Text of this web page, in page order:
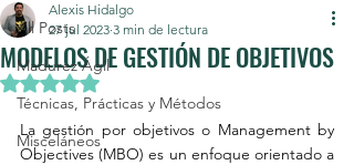
All Posts
Madurez Ágil
Técnicas, Prácticas y Métodos
Misceláneos
MODELOS DE GESTIÓN DE OBJETIVOS
Alexis Hidalgo
27 jul 2023 3 min de lectura
Obtuvo NaN de 5 estrellas.
La gestión por objetivos o Management by
Objectives (MBO) es un enfoque orientado a